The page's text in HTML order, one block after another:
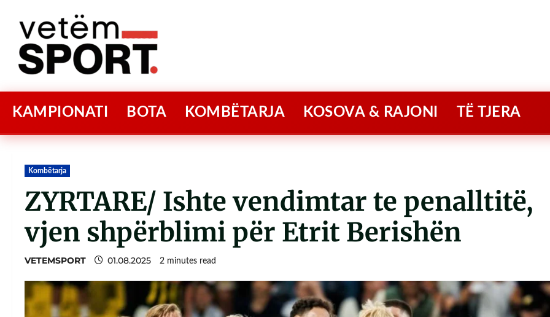
KAMPIONATI BOTA KOMBËTARJA KOSOVA & RAJONI TË TJERA
Kombëtarja
ZYRTARE/ Ishte vendimtar te penalltitë,
vjen shpërblimi për Etrit Berishën
VETEMSPORT 01.08.2025 2 minutes read